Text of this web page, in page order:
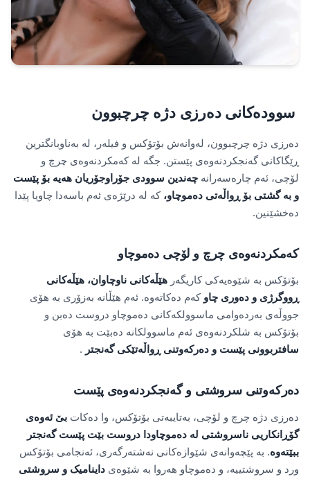
سوودەکانی دەرزی دژە چرچبوون
دەرزی دژە چرچبوون، لەوانەش بۆتۆکس و فیلەر، لە بەناوبانگترین
ڕێگاکانی گەنجکردنەوەی پێستن. جگە لە کەمکردنەوەی چرچ و
لۆچی، ئەم چارەسەرانە چەندین سوودی جۆراوجۆریان هەیە بۆ پێست
و بە گشتی بۆ ڕواڵەتی دەموچاو، کە لە درێژەی ئەم باسەدا چاویا پێدا
دەخشێنین.
کەمکردنەوەی چرچ و لۆچی دەموچاو
بۆتۆکس بە شێوەیەکی کاریگەر هێڵەکانی ناوچاوان، هێڵەکانی
ڕووگرژی و دەوری چاو کەم دەکاتەوە. ئەم هێڵانە بەزۆری بە هۆی
جووڵەی بەردەوامی ماسوولکەکانی دەموچاو دروست دەبن و
بۆتۆکس بە شلکردنەوەی ئەم ماسوولکانە دەبێت بە هۆی
سافتربوونی پێست و دەرکەوتنی ڕواڵەتێکی گەنجتر .
دەرکەوتنی سروشتی و گەنجکردنەوەی پێست
دەرزی دژە چرچ و لۆچی، بەتایبەتی بۆتۆکس، وا دەکات بێ ئەوەی
گۆڕانکاریی ناسروشتی لە دەموچاودا دروست بێت پێست گەنجتر
ببێتەوە. بە پێچەوانەی شێوازەکانی نەشتەرگەری، ئەنجامی بۆتۆکس
ورد و سروشتییە، و دەموچاو هەروا بە شێوەی داینامیک و سروشتی